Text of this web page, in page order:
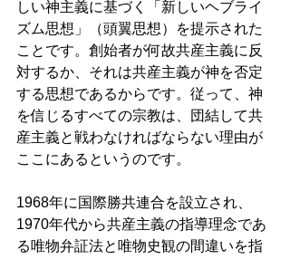
しい神主義に基づく「新しいヘブライ
ズム思想」（頭翼思想）を提示された
ことです。創始者が何故共産主義に反
対するか、それは共産主義が神を否定
する思想であるからです。従って、神
を信じるすべての宗教は、団結して共
産主義と戦わなければならない理由が
ここにあるというのです。
1968年に国際勝共連合を設立され、
1970年代から共産主義の指導理念であ
る唯物弁証法と唯物史観の間違いを指